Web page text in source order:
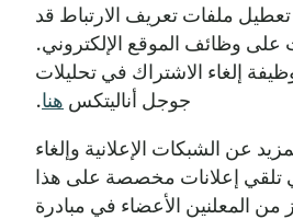
تعطيل ملفات تعريف الارتباط قد
على وظائف الموقع الإلكتروني.
إلغاء الاشتراك في تحليلات
جوجل أناليتكس هنا.
عن الشبكات الإعلانية وإلغاء
تلقي إعلانات مخصصة على هذا
من المعلنين الأعضاء في مبادرة